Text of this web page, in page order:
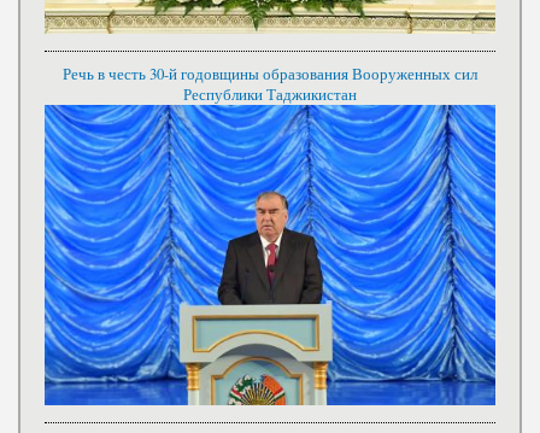
Речь в честь 30-й годовщины образования Вооруженных сил
Республики Таджикистан